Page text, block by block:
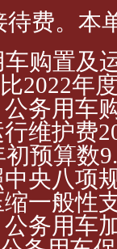
待费。本
车购置及
2022年
务用车
维护费
初预算数
央八项
一般性
务用车